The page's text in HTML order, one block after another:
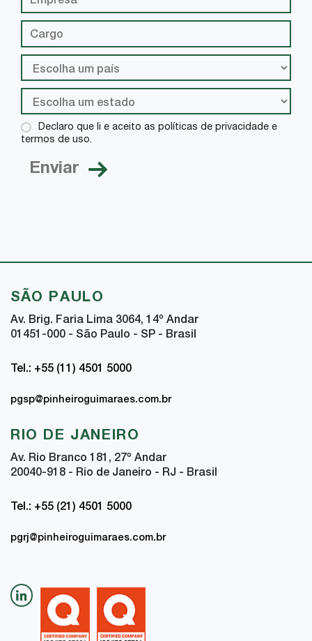
Declaro que li e aceito as políticas de privacidade e
termos de uso.
SÃO PAULO
Av. Brig. Faria Lima 3064, 14º Andar
01451-000 - São Paulo - SP - Brasil
Tel.: +55 (11) 4501 5000
pgsp@pinheiroguimaraes.com.br
RIO DE JANEIRO
Av. Rio Branco 181, 27º Andar
20040-918 - Rio de Janeiro - RJ - Brasil
Tel.: +55 (21) 4501 5000
pgrj@pinheiroguimaraes.com.br